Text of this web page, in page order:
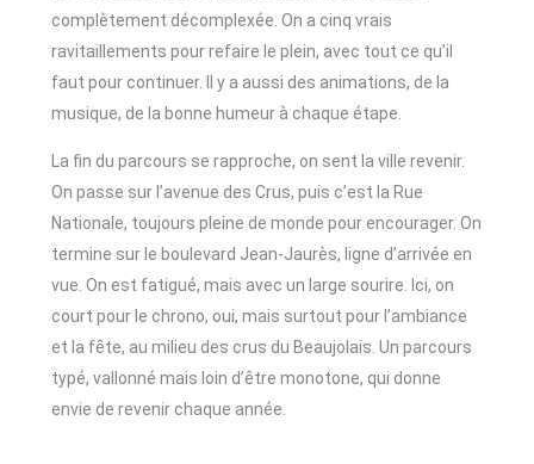
complètement décomplexée. On a cinq vrais
ravitaillements pour refaire le plein, avec tout ce qu’il
faut pour continuer. Il y a aussi des animations, de la
musique, de la bonne humeur à chaque étape.
La fin du parcours se rapproche, on sent la ville revenir.
On passe sur l’avenue des Crus, puis c’est la Rue
Nationale, toujours pleine de monde pour encourager. On
termine sur le boulevard Jean-Jaurès, ligne d’arrivée en
vue. On est fatigué, mais avec un large sourire. Ici, on
court pour le chrono, oui, mais surtout pour l’ambiance
et la fête, au milieu des crus du Beaujolais. Un parcours
typé, vallonné mais loin d’être monotone, qui donne
envie de revenir chaque année.